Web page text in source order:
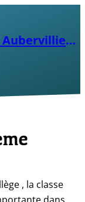
Collège privé Saint-Joseph – Aubervilliers
, la classe